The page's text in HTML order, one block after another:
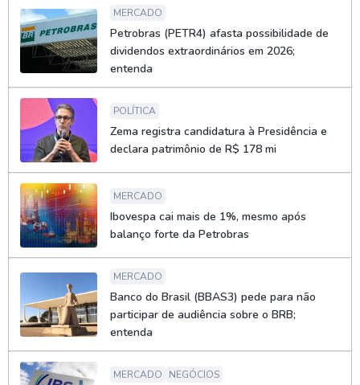
MERCADO
Petrobras (PETR4) afasta possibilidade de
dividendos extraordinários em 2026;
entenda
POLÍTICA
Zema registra candidatura à Presidência e
declara patrimônio de R$ 178 mi
MERCADO
Ibovespa cai mais de 1%, mesmo após
balanço forte da Petrobras
MERCADO
Banco do Brasil (BBAS3) pede para não
participar de audiência sobre o BRB;
entenda
MERCADO NEGÓCIOS